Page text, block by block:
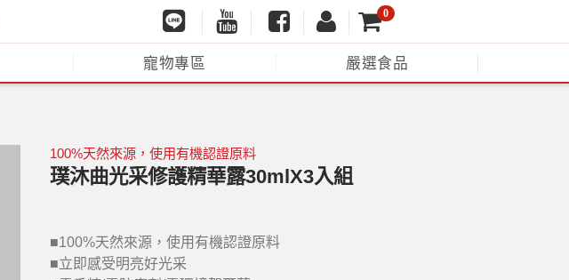
0
寵物專區 嚴選食品
100%天然來源，使用有機認證原料
璞沐曲光采修護精華露30mlX3入組
■100%天然來源，使用有機認證原料
■立即感受明亮好光采